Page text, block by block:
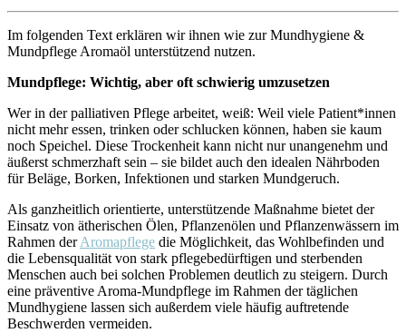
Im folgenden Text erklären wir ihnen wie zur Mundhygiene &
Mundpflege Aromaöl unterstützend nutzen.
Mundpflege: Wichtig, aber oft schwierig umzusetzen
Wer in der palliativen Pflege arbeitet, weiß: Weil viele Patient*innen
nicht mehr essen, trinken oder schlucken können, haben sie kaum
noch Speichel. Diese Trockenheit kann nicht nur unangenehm und
äußerst schmerzhaft sein – sie bildet auch den idealen Nährboden
für Beläge, Borken, Infektionen und starken Mundgeruch.
Als ganzheitlich orientierte, unterstützende Maßnahme bietet der
Einsatz von ätherischen Ölen, Pflanzenölen und Pflanzenwässern im
Rahmen derAromapflege die Möglichkeit, das Wohlbefinden und
die Lebensqualität von stark pflegebedürftigen und sterbenden
Menschen auch bei solchen Problemen deutlich zu steigern. Durch
eine präventive Aroma-Mundpflege im Rahmen der täglichen
Mundhygiene lassen sich außerdem viele häufig auftretende
Beschwerden vermeiden.